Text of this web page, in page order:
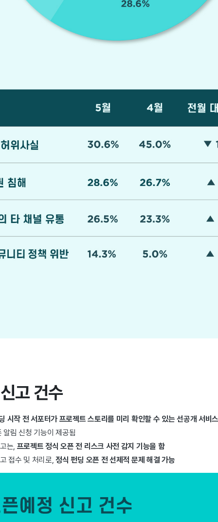
고 건수
시작 전 서포터가 프로젝트 스토리를 미리 확인할 수 있는 선공개 서비스
알림 신청 기능이 제공됨
는, 프로젝트 정식 오픈 전 리스크 사전 감지 기능을 함
접수 및 처리로,정식 펀딩 오픈 전 선제적 문제 해결 가능